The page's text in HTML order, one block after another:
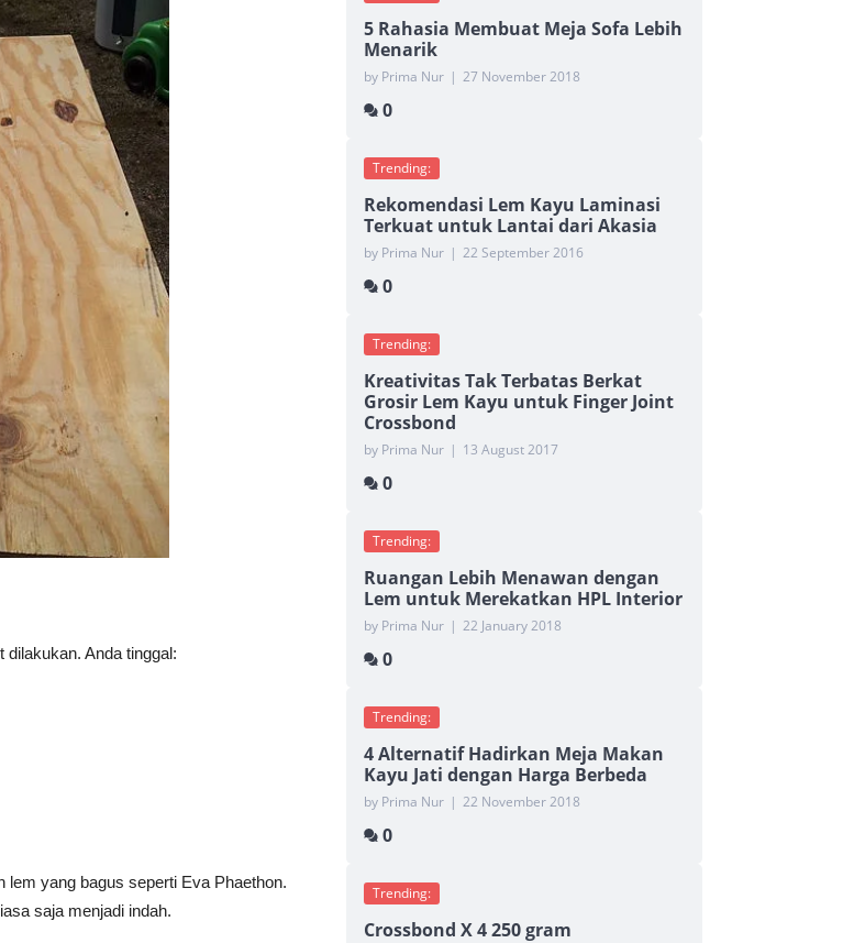
Anda tinggal:
lem yang bagus seperti Eva Phaethon.
saja menjadi indah.
5 Rahasia Membuat Meja Sofa Lebih
Menarik
by Prima Nur | 27 November 2018
0
Trending:
Rekomendasi Lem Kayu Laminasi
Terkuat untuk Lantai dari Akasia
by Prima Nur | 22 September 2016
0
Trending:
Kreativitas Tak Terbatas Berkat
Grosir Lem Kayu untuk Finger Joint
Crossbond
by Prima Nur | 13 August 2017
0
Trending:
Ruangan Lebih Menawan dengan
Lem untuk Merekatkan HPL Interior
by Prima Nur | 22 January 2018
0
Trending:
4 Alternatif Hadirkan Meja Makan
Kayu Jati dengan Harga Berbeda
by Prima Nur | 22 November 2018
0
Trending:
Crossbond X 4 250 gram